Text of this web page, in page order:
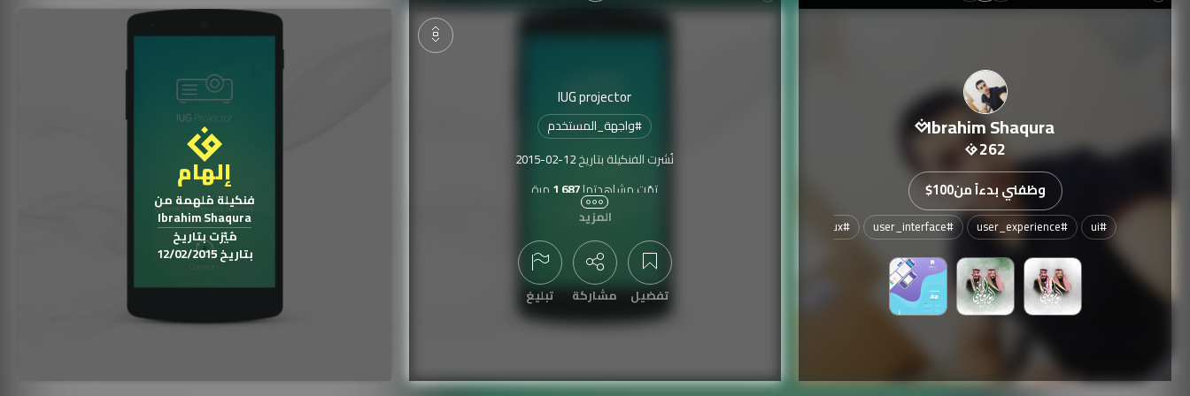
Ibrahim Shaqura
262
وظفني بدءاً من$100
#
ui
#
user_experience
#
user_interface
#
ux
#تصميم_لوقو
IUG projector
#واجهة_المستخدم
نُشرت الفنكيلة بتاريخ2015-02-12
تمّت مشاهدتها1,687 مرة
المزيد
تفضيل مشاركة تبليغ
إلهام
فنكيلة مُلهمة من
Ibrahim Shaqura
مُيّزت بتاريخ
بتاريخ 12/02/2015
عرض التعليقات